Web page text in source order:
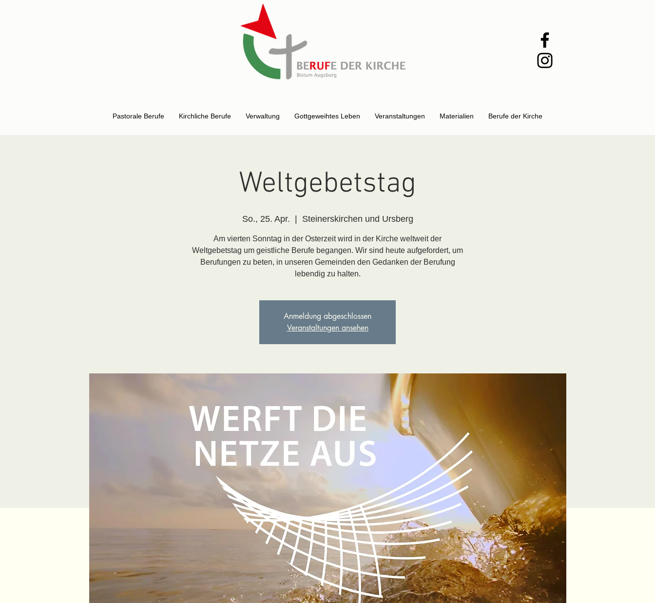
Pastorale Berufe Kirchliche Berufe Verwaltung Gottgeweihtes Leben Veranstaltungen Materialien Berufe der Kirche
Weltgebetstag
So., 25. Apr. Steinerskirchen und Ursberg
Am vierten Sonntag in der Osterzeit wird in der Kirche weltweit der
Weltgebetstag um geistliche Berufe begangen. Wir sind heute aufgefordert, um
Berufungen zu beten, in unseren Gemeinden den Gedanken der Berufung
lebendig zu halten.
Anmeldung abgeschlossen
Veranstaltungen ansehen